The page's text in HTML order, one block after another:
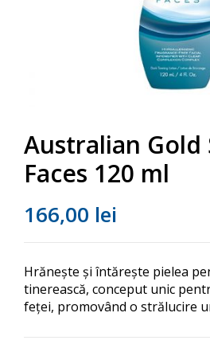
Australian Gold
Faces 120 ml
166,00 lei
Hrănește și întărește pielea
tinerească, conceput unic
feței, promovând o strălucire